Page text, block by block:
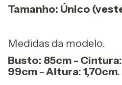
Tamanho: Único
Medidas da modelo.
Busto: 85cm -
99cm - Altura: 1,70cm.